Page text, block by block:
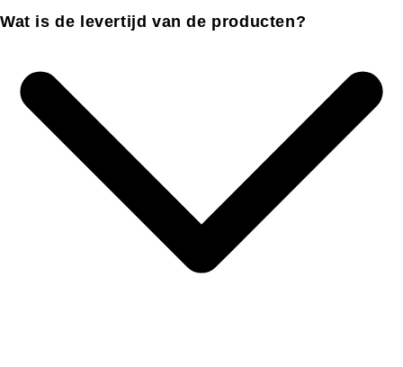
Wat is de levertijd van de producten?